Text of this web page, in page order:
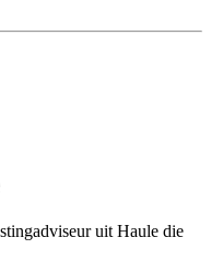
uit Haule die